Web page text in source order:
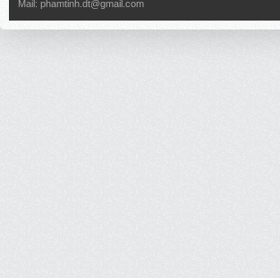
Mail: phamtinh.dt@gmail.com